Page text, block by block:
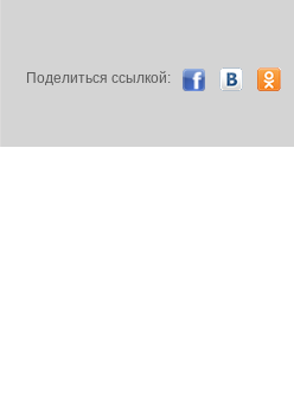
Поделиться ccылкой: